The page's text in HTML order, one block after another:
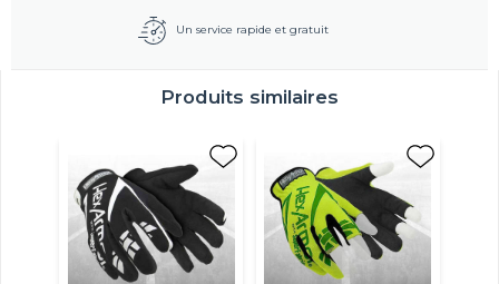
Un service rapide et gratuit
Produits similaires